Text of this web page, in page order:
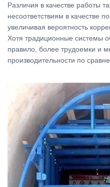
Различия в качестве работы
несоответствиям в качестве
увеличивая вероятность
Хотя традиционные системы
правило, более трудоемки и
производительности по